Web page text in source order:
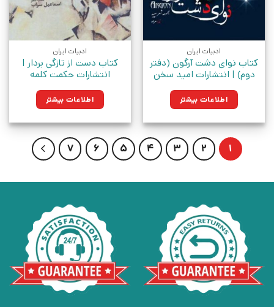
ادبیات ایران
کتاب نوای دشت آرگون (دفتر
دوم) | انتشارات امید سخن
اطلاعات بیشتر
ادبیات ایران
کتاب دست از تازگی بردار |
انتشارات حکمت کلمه
اطلاعات بیشتر
1
2
3
4
5
6
7